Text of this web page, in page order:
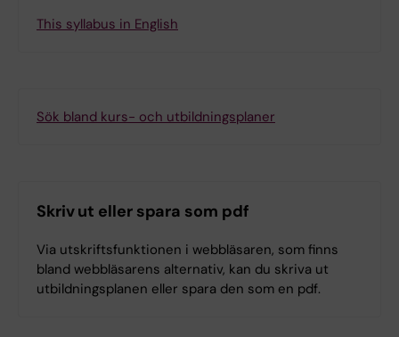
This syllabus in English
Sök bland kurs- och utbildningsplaner
Skriv ut eller spara som pdf
Via utskriftsfunktionen i webbläsaren, som finns
bland webbläsarens alternativ, kan du skriva ut
utbildningsplanen eller spara den som en pdf.